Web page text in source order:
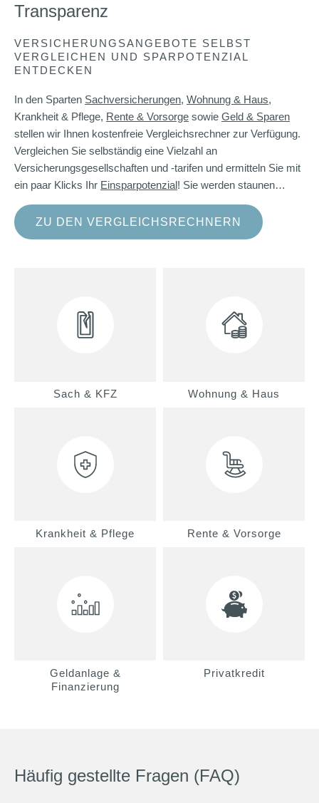
Transparenz
VERSICHERUNGSANGEBOTE SELBST
VERGLEICHEN UND SPARPOTENZIAL
ENTDECKEN
Sach & KFZ Wohnung & Haus
Krankheit & Pflege Rente & Vorsorge
Geldanlage &
Finanzierung
Privatkredit
In den Sparten Sachversicherungen, Wohnung & Haus,
Krankheit & Pflege, Rente & Vorsorge sowie Geld & Sparen
stellen wir Ihnen kostenfreie Vergleichsrechner zur Verfügung.
Vergleichen Sie selbständig eine Vielzahl an
Versicherungsgesellschaften und -tarifen und ermitteln Sie mit
ein paar Klicks Ihr Einsparpotenzial! Sie werden staunen…
ZU DEN VERGLEICHSRECHNERN
Häufig gestellte Fragen (FAQ)